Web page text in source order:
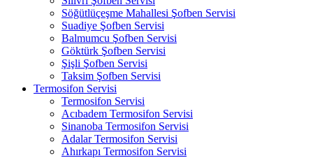
Söğütlüçeşme Mahallesi Şofben Servisi
Suadiye Şofben Servisi
Balmumcu Şofben Servisi
Göktürk Şofben Servisi
Şişli Şofben Servisi
Taksim Şofben Servisi
Termosifon Servisi
Termosifon Servisi
Acıbadem Termosifon Servisi
Sinanoba Termosifon Servisi
Adalar Termosifon Servisi
Ahırkapı Termosifon Servisi